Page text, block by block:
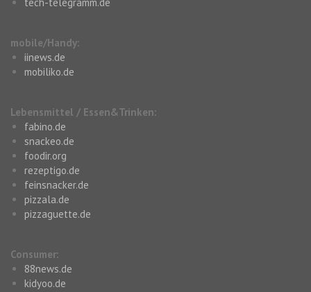
mobile/Handy:
iinews.de
mobiliko.de
Lebensmittel / Essen&Trinken:
fabino.de
snackeo.de
foodir.org
rezeptigo.de
feinsnacker.de
pizzala.de
pizzaguette.de
Consumer:
88news.de
kidyoo.de